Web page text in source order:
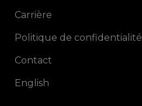
Carrière
Politique de confidentialité
Contact
English